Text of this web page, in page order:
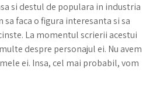
si destul de populara in industria
sa faca o figura interesanta si sa
La momentul scrierii acestui
despre personajul ei. Nu avem
ei. Insa, cel mai probabil, vom